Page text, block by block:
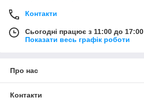
Контакти
Сьогодні працює з 11:00 до 17:00
Показати весь графік роботи
Про нас
Контакти